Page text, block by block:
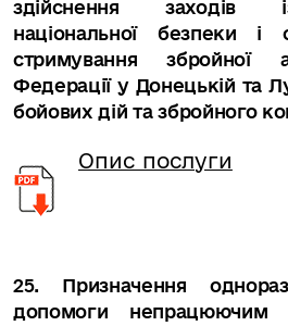
здійснення заходів
національної безпеки і
стримування збройної
Федерації у Донецькій та
бойових дій та збройного
Опис послуги
25. Призначення
допомоги непрацюючим